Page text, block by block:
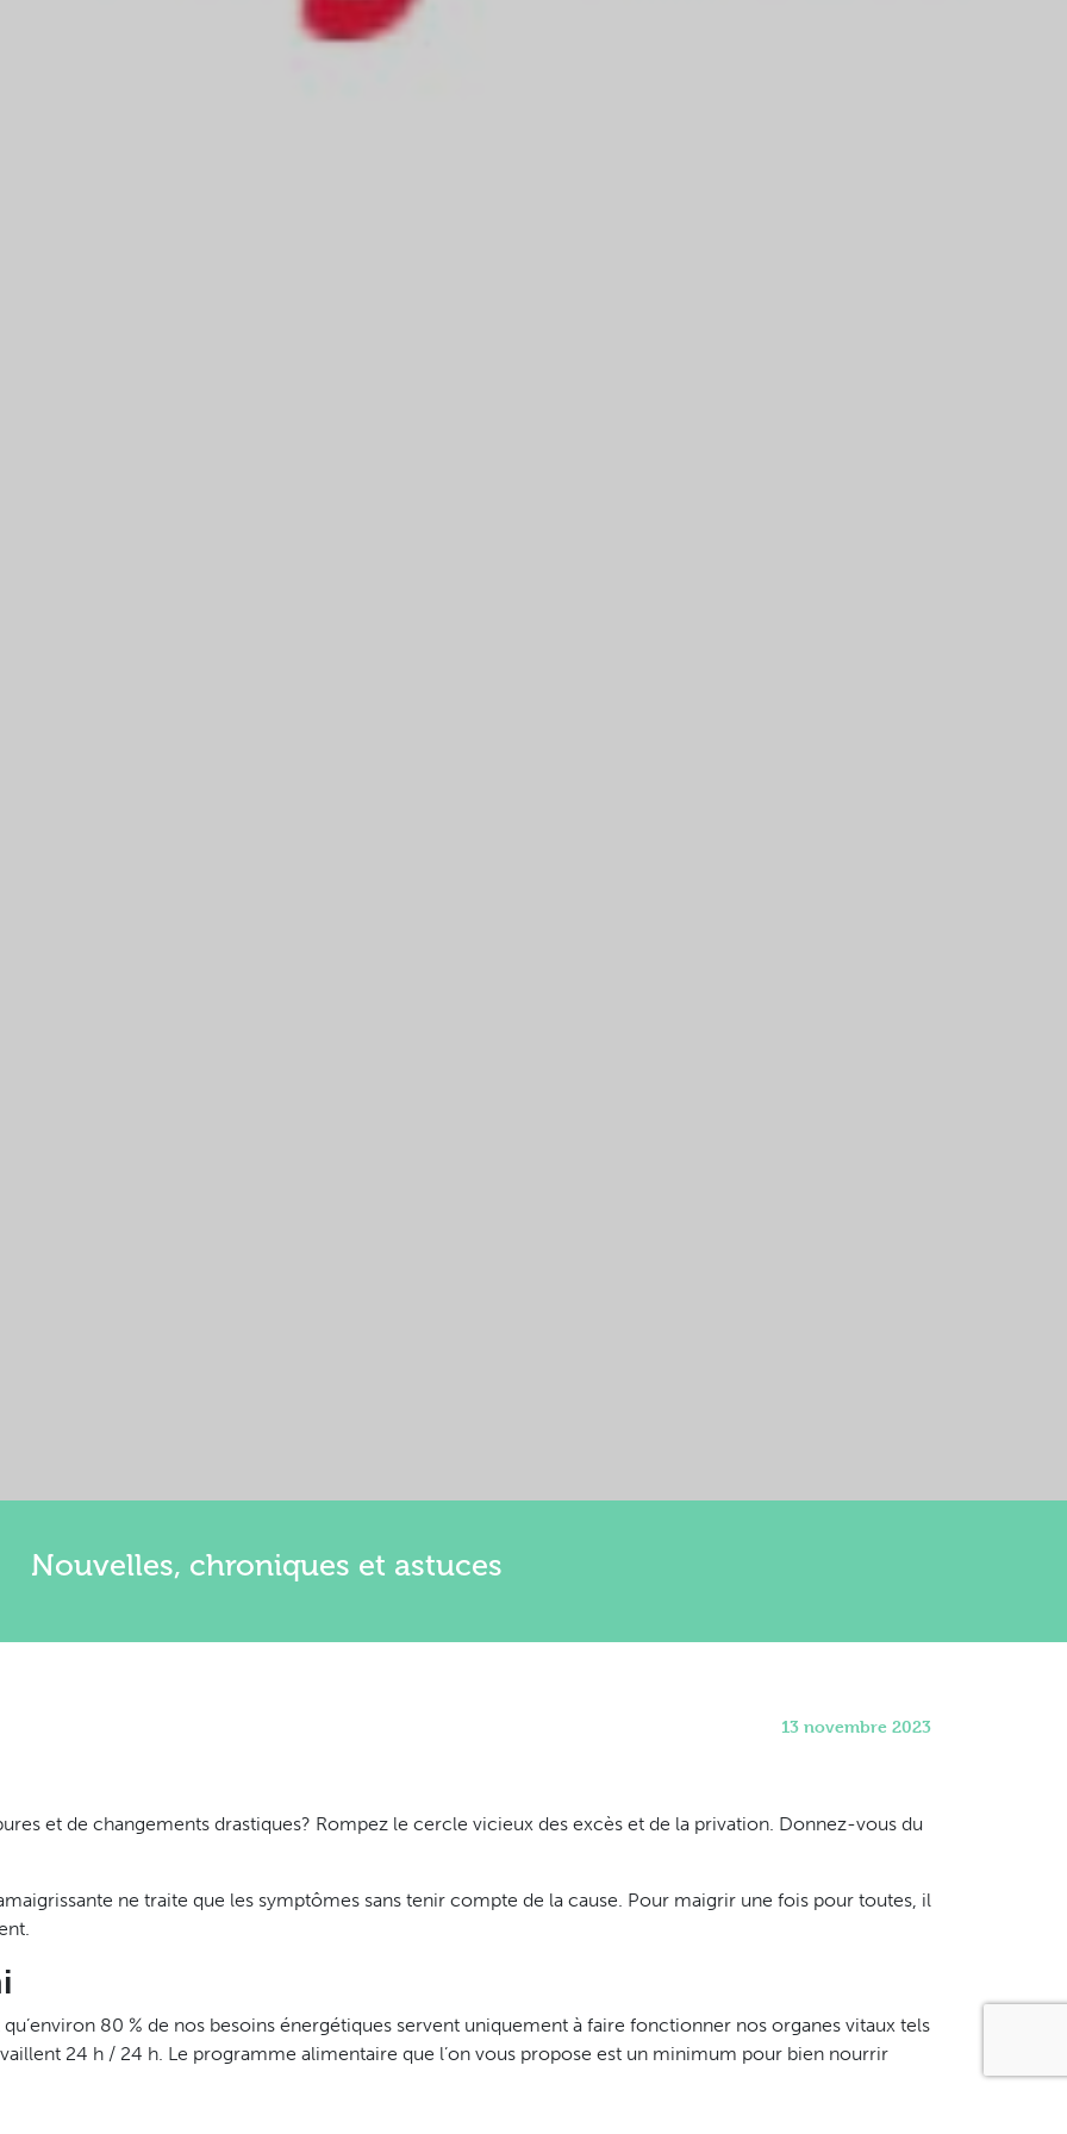
Nouvelles, chroniques et astuces
13 novembre 2023
et de changements drastiques? Rompez le cercle vicieux des excès et de la privation. Donnez-vous du
ne traite que les symptômes sans tenir compte de la cause. Pour maigrir une fois pour toutes, il
80 % de nos besoins énergétiques servent uniquement à faire fonctionner nos organes vitaux tels
24 h / 24 h. Le programme alimentaire que l’on vous propose est un minimum pour bien nourrir